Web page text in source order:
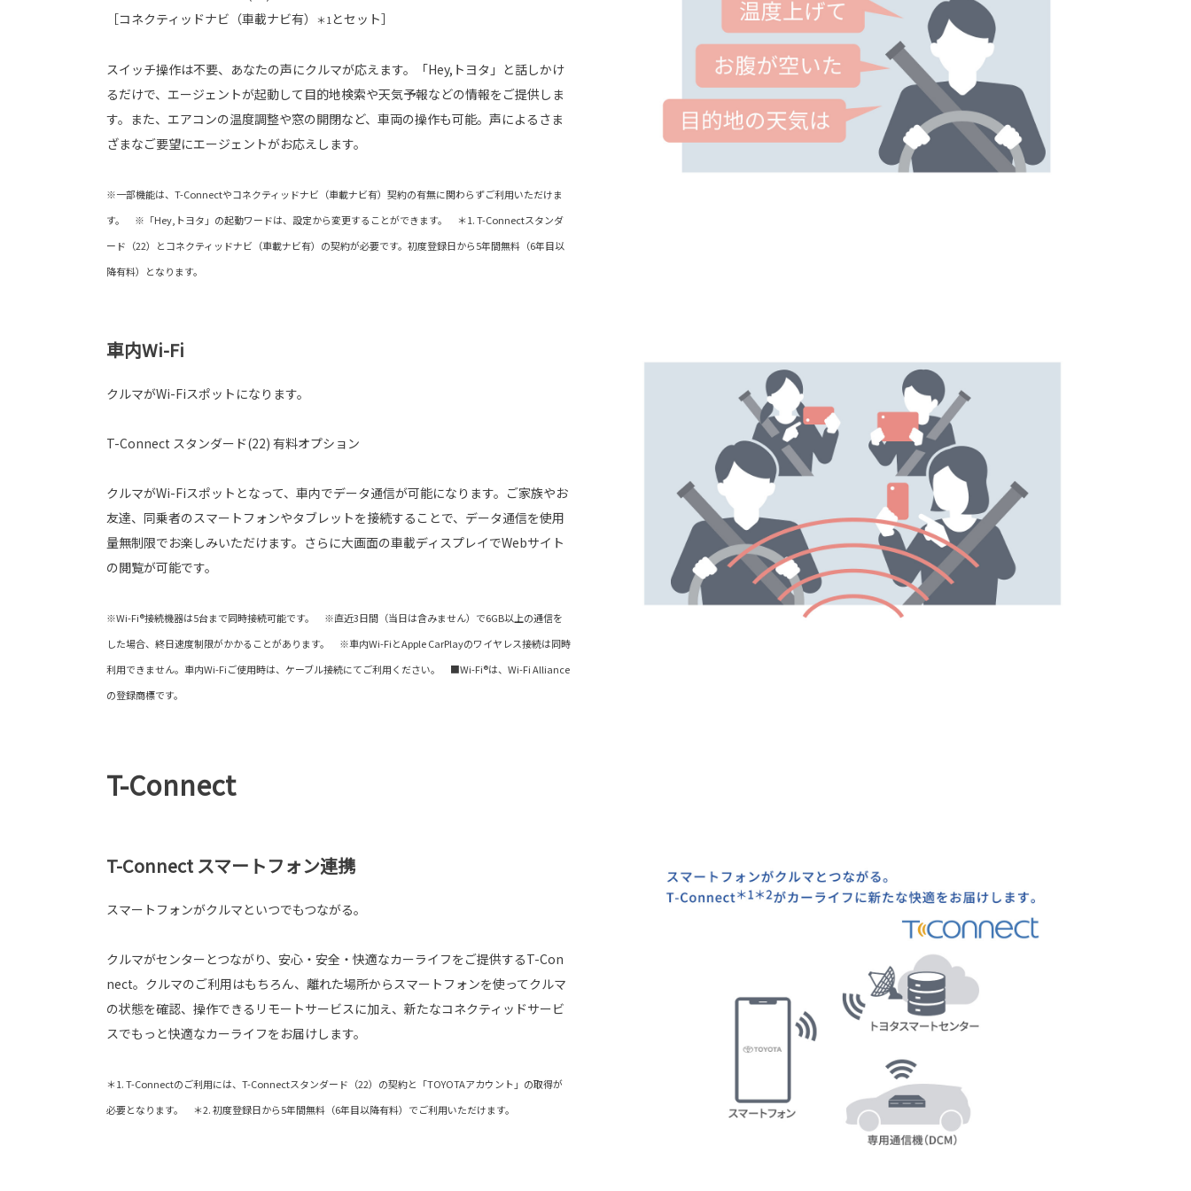
［コネクティッドナビ（車載ナビ有）
＊1 とセット］
スイッチ操作は不要、あなたの声にクルマが応えます。「Hey,トヨタ」と話しかけ
るだけで、エージェントが起動して目的地検索や天気予報などの情報をご提供しま
す。また、エアコンの温度調整や窓の開閉など、車両の操作も可能。声によるさま
ざまなご要望にエージェントがお応えします。
※一部機能は、T-Connectやコネクティッドナビ（車載ナビ有）契約の有無に関わらずご利用いただけま
す。 ※「Hey,トヨタ」の起動ワードは、設定から変更することができます。 ＊1. T-Connectスタンダ
ード（22）とコネクティッドナビ（車載ナビ有）の契約が必要です。初度登録日から5年間無料（6年目以
降有料）となります。
車内Wi-Fi
クルマがWi-Fiスポットになります。
T-Connect スタンダード(22) 有料オプション
クルマがWi-Fiスポットとなって、車内でデータ通信が可能になります。ご家族やお
友達、同乗者のスマートフォンやタブレットを接続することで、データ通信を使用
量無制限でお楽しみいただけます。さらに大画面の車載ディスプレイでWebサイト
の閲覧が可能です。
※Wi-Fi®接続機器は5台まで同時接続可能です。 ※直近3日間（当日は含みません）で6GB以上の通信を
した場合、終日速度制限がかかることがあります。 ※車内Wi-FiとApple CarPlayのワイヤレス接続は同時
利用できません。車内Wi-Fiご使用時は、ケーブル接続にてご利用ください。 ■Wi-Fi®は、Wi-Fi Alliance
の登録商標です。
T-Connect
T-Connect スマートフォン連携
スマートフォンがクルマといつでもつながる。
クルマがセンターとつながり、安心・安全・快適なカーライフをご提供するT-Con
nect。クルマのご利用はもちろん、離れた場所からスマートフォンを使ってクルマ
の状態を確認、操作できるリモートサービスに加え、新たなコネクティッドサービ
スでもっと快適なカーライフをお届けします。
＊1. T-Connectのご利用には、T-Connectスタンダード（22）の契約と「TOYOTAアカウント」の取得が
必要となります。 ＊2. 初度登録日から5年間無料（6年目以降有料）でご利用いただけます。